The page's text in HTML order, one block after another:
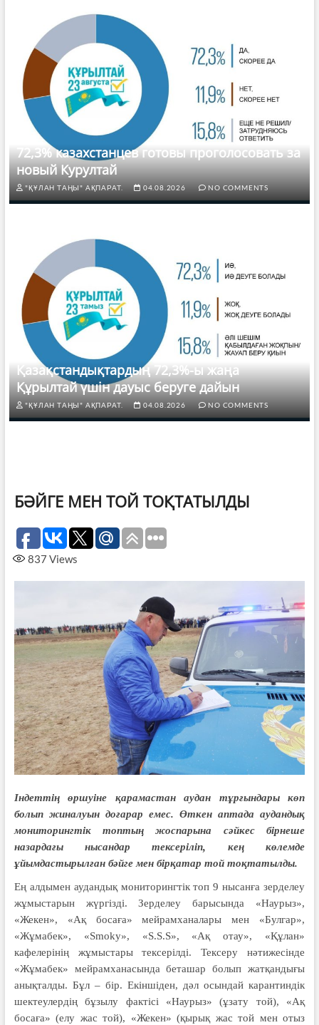
72,3% казахстанцев готовы проголосовать за
новый Курултай
"ҚҰЛАН ТАҢЫ" АҚПАРАТ. 04.08.2026 NO COMMENTS
Қазақстандықтардың 72,3%-ы жаңа
Құрылтай үшін дауыс беруге дайын
"ҚҰЛАН ТАҢЫ" АҚПАРАТ. 04.08.2026 NO COMMENTS
БӘЙГЕ МЕН ТОЙ ТОҚТАТЫЛДЫ
837 Views
Індеттің өршуіне қарамастан аудан тұрғындары көп
болып жиналуын доғарар емес. Өткен аптада аудандық
мониторингтік топтың жоспарына сәйкес бірнеше
назардағы нысандар тексеріліп, кең көлемде
ұйымдастырылған бәйге мен бірқатар той тоқтатылды.
Ең алдымен аудандық мониторингтік топ 9 нысанға зерделеу
жұмыстарын жүргізді. Зерделеу барысында «Наурыз»,
«Жекен», «Ақ босаға» мейрамханалары мен «Булгар»,
«Жұмабек», «Smoky», «S.S.S», «Ақ отау», «Құлан»
кафелерінің жұмыстары тексерілді. Тексеру нәтижесінде
«Жұмабек» мейрамханасында беташар болып жатқандығы
анықталды. Бұл – бір. Екіншіден, дәл осындай карантиндік
шектеулердің бұзылу фактісі «Наурыз» (ұзату той), «Ақ
босаға» (елу жас той), «Жекен» (қырық жас той мен отыз